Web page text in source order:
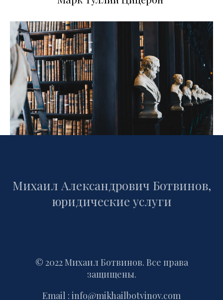
Михаил Александрович Ботвинов,
юридические услуги
© 2022 Михаил Ботвинов. Все права
защищены.
Email : info@mikhailbotvinov.com